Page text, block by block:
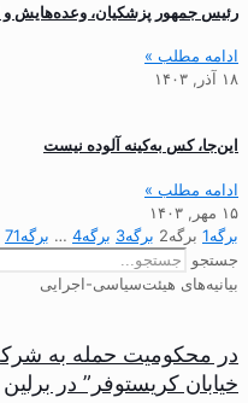
رئیس جمهور پزشکیان، وعده‌هایش و
ادامه مطلب »
۱۸ آذر, ۱۴۰۳
این‌جا، کس به‌کینه آلوده نیست
ادامه مطلب »
۱۵ مهر, ۱۴۰۳
برگه1 برگه2 برگه3 برگه4
… برگه71
جستجو
بیانیه‌های هیئت‌سیاسی-اجرایی
در محکومیت حمله به
خیابان کریستوفر” در برلین